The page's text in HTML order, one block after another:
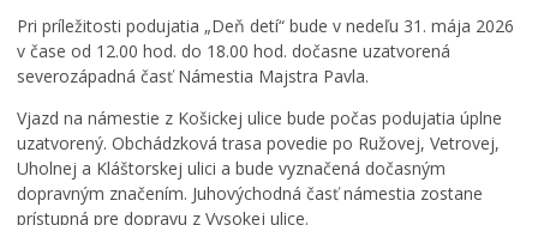
Pri príležitosti podujatia „Deň detí“ bude v nedeľu 31. mája 2026
v čase od 12.00 hod. do 18.00 hod. dočasne uzatvorená
severozápadná časť Námestia Majstra Pavla.
Vjazd na námestie z Košickej ulice bude počas podujatia úplne
uzatvorený. Obchádzková trasa povedie po Ružovej, Vetrovej,
Uholnej a Kláštorskej ulici a bude vyznačená dočasným
dopravným značením. Juhovýchodná časť námestia zostane
prístupná pre dopravu z Vysokej ulice.
O
d
a
c
o
s
p
l
a
y
u
P
o
ď
a
k
o
v